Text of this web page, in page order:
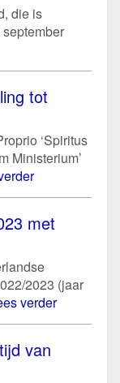
die is
tot
‘Spiritus
Ministerium’
met
2023 (jaar
verder
van